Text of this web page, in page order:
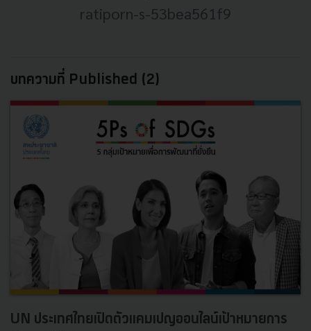
ratiporn-s-53bea561f9
บทความที่ Published (2)
UN ประเทศไทยเปิดตัวแคมเปญออนไลน์เป้าหมายการ